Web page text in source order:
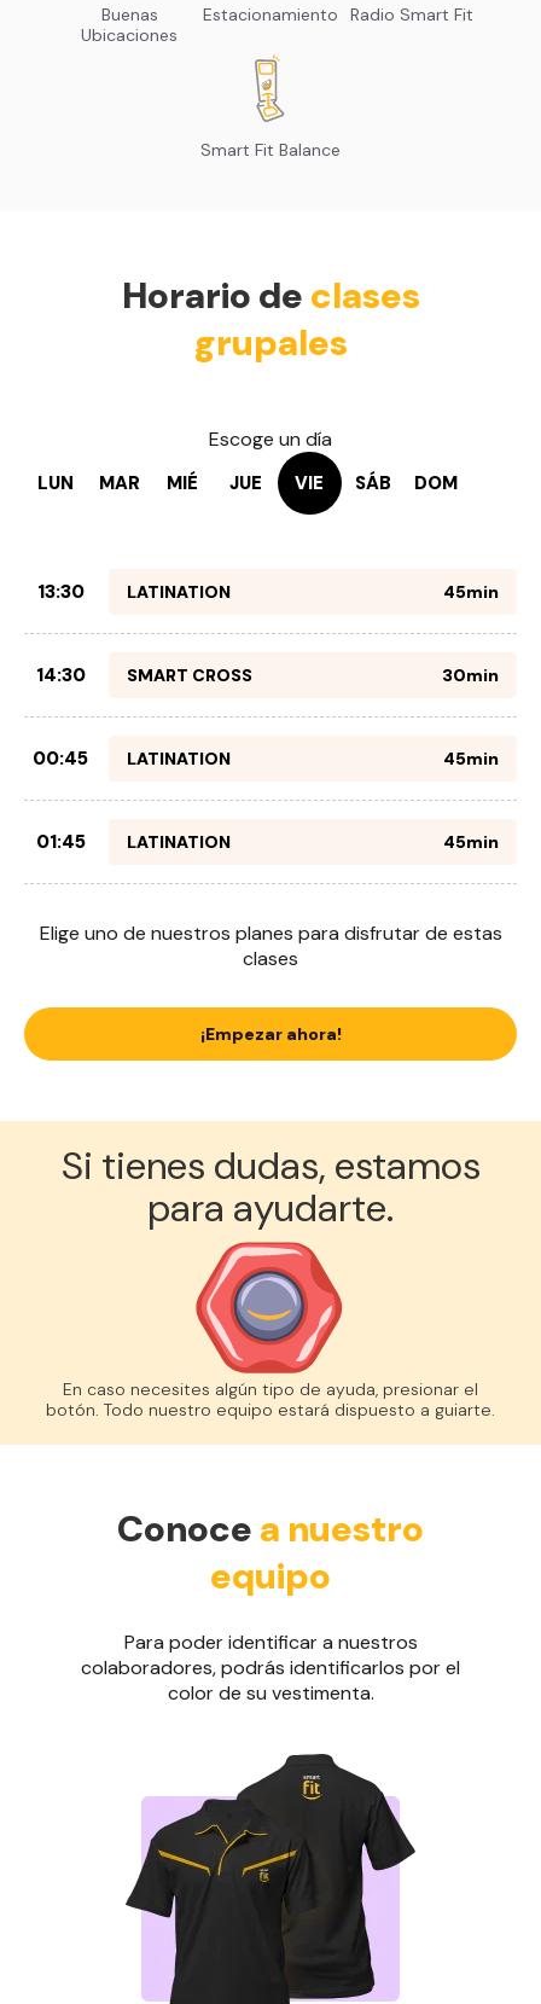
Buenas
Ubicaciones
Estacionamiento Radio Smart Fit
Smart Fit Balance
Horario de clases
grupales
Escoge un día
LUN MAR MIÉ JUE VIE SÁB DOM
13:30 LATINATION 45min
14:30 SMART CROSS 30min
00:45 LATINATION 45min
01:45 LATINATION 45min
Elige uno de nuestros planes para disfrutar de estas
clases
¡Empezar ahora!
Si tienes dudas, estamos
para ayudarte.
En caso necesites algún tipo de ayuda, presionar el
botón. Todo nuestro equipo estará dispuesto a guiarte.
Conoce a nuestro
equipo
Para poder identificar a nuestros
colaboradores, podrás identificarlos por el
color de su vestimenta.